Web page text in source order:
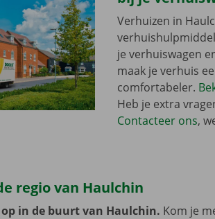
Verhuizen in
je verhuiswagen
maak je verhuis
comfortabeler.
Heb je extra
Contacteer ons,
regio van Haulchin
in de buurt van Haulchin. Kom je